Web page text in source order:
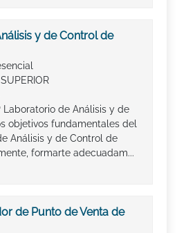
y de Control de
de Análisis y de
objetivos fundamentales del
Análisis y de Control de
formarte adecuadam...
de Punto de Venta de